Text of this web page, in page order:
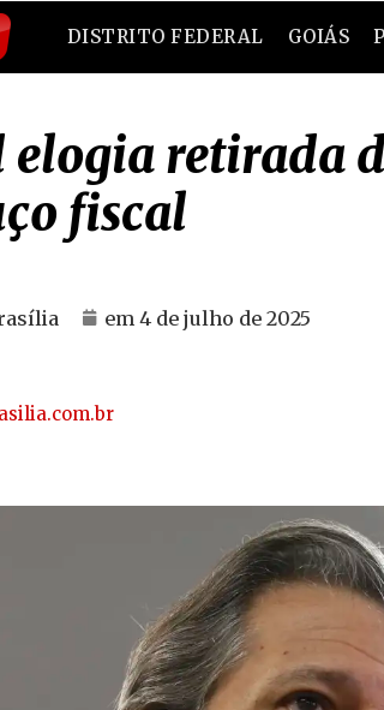
DISTRITO FEDERAL GOIÁS
retirada
fiscal
em 4 de julho de 2025